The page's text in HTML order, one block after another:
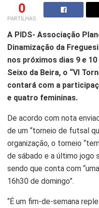
0
PARTILHAS
A PIDS- Associação
Dinamização da
nos próximos dias 9 e
Seixo da Beira, o “VI
contará com a
e quatro femininas.
De acordo com nota
de um “torneio de futsal
organização, o torneio
de sábado e a último jogo
sendo que conta com
16h30 de domingo”.
“É um fim-de-semana